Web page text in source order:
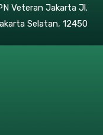
Veteran Jakarta Jl.
Selatan, 12450